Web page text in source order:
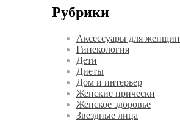
Рубрики
Аксессуары для женщин
Гинекология
Дети
Диеты
Дом и интерьер
Женские прически
Женское здоровье
Звездные лица